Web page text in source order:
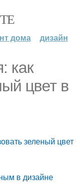
дома дизайн
как
цвет в
зеленый цвет
в дизайне